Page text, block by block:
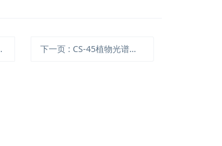
下一页 : CS-45植物光谱测量仪